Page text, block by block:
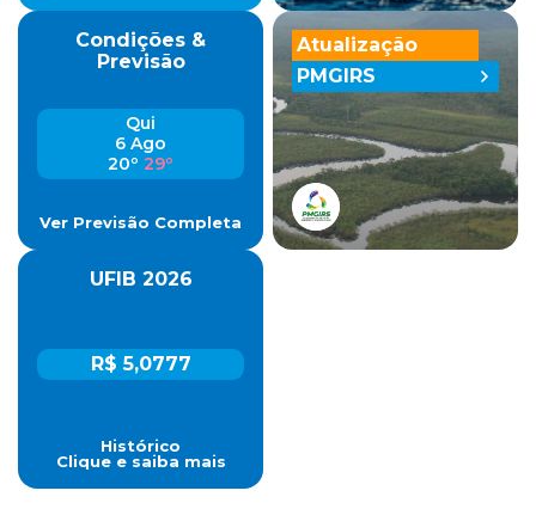
Condições &
Previsão
Qui
6 Ago
20º 29º
Ver Previsão Completa
UFIB 2026
R$ 5,0777
Histórico
Clique e saiba mais
Atualização
PMGIRS